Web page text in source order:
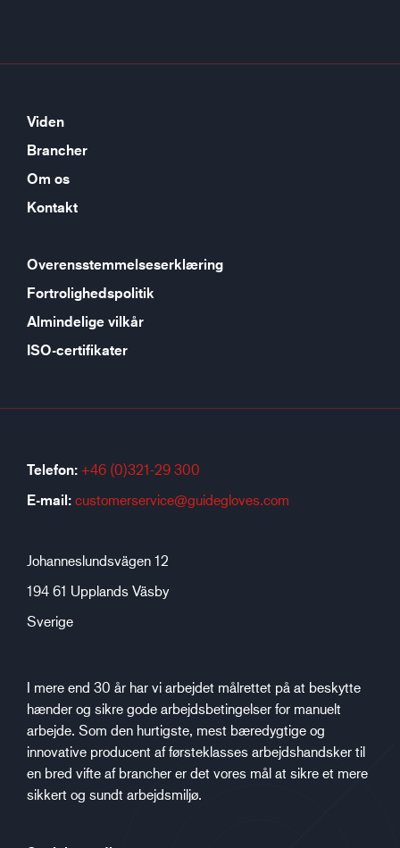
Viden
Brancher
Om os
Kontakt
Overensstemmelseserklæring
Fortrolighedspolitik
Almindelige vilkår
ISO-certifikater
Telefon: +46 (0)321-29 300
E-mail: customerservice@guidegloves.com
Johanneslundsvägen 12
194 61 Upplands Väsby
Sverige
I mere end 30 år har vi arbejdet målrettet på at beskytte
hænder og sikre gode arbejdsbetingelser for manuelt
arbejde. Som den hurtigste, mest bæredygtige og
innovative producent af førsteklasses arbejdshandsker til
en bred vifte af brancher er det vores mål at sikre et mere
sikkert og sundt arbejdsmiljø.